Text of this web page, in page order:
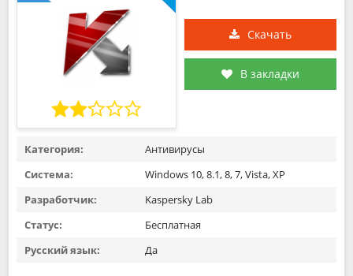
Скачать
В закладки
Категория:
Антивирусы
Система:
Windows 10, 8.1, 8, 7, Vista, XP
Разработчик:
Kaspersky Lab
Статус:
Бесплатная
Русский язык:
Да